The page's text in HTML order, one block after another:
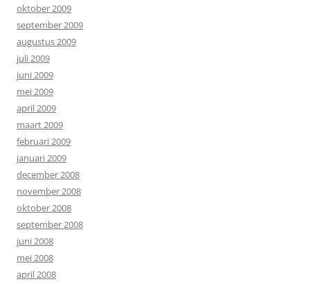
oktober 2009
september 2009
augustus 2009
juli 2009
juni 2009
mei 2009
april 2009
maart 2009
februari 2009
januari 2009
december 2008
november 2008
oktober 2008
september 2008
juni 2008
mei 2008
april 2008